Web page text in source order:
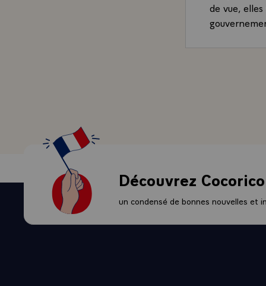
de vue,
- LE
- LE
Edith
été un
Découvrez Cocorico
un condensé de bonnes nouvelles et